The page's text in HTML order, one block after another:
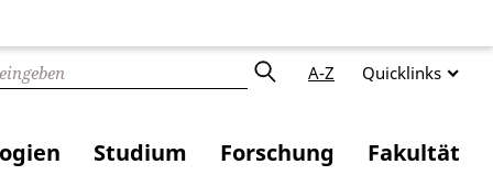
A-Z Quicklinks
Studium Forschung Fakultät